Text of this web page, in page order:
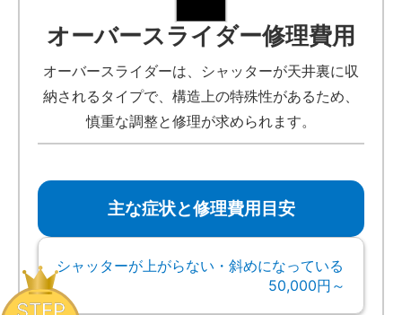
オーバースライダー修理費用
オーバースライダーは、シャッターが天井裏に収
納されるタイプで、構造上の特殊性があるため、
慎重な調整と修理が求められます。
主な症状と修理費用目安
シャッターが上がらない・斜めになっている
50,000円～
STEP